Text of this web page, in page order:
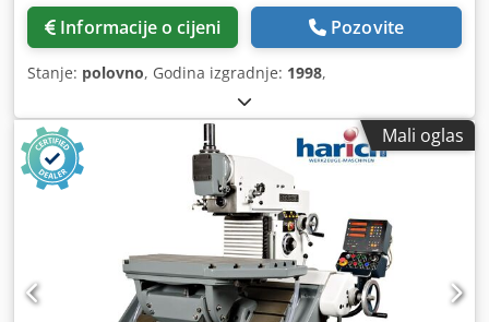
Informacije o cijeni Pozovite
Stanje: polovno, Godina izgradnje: 1998,
Mali oglas